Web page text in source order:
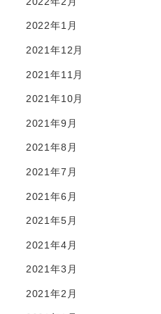
2022年1月
2021年12月
2021年11月
2021年10月
2021年9月
2021年8月
2021年7月
2021年6月
2021年5月
2021年4月
2021年3月
2021年2月